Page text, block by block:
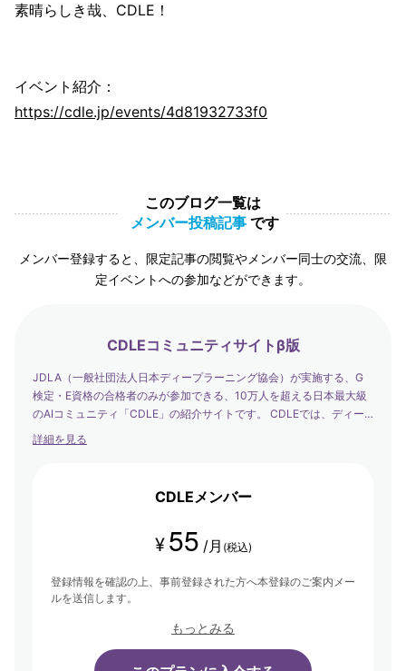
素晴らしき哉、CDLE！
イベント紹介：
https://cdle.jp/events/4d81932733f0
このブログ一覧は
メンバー投稿記事 です
メンバー登録すると、限定記事の閲覧やメンバー同士の交流、限
定イベントへの参加などができます。
CDLEコミュニティサイトβ版
JDLA（一般社団法人日本ディープラーニング協会）が実施する、G
検定・E資格の合格者のみが参加できる、10万人を超える日本最大級
のAIコミュニティ「CDLE」の紹介サイトです。 CDLEでは、ディー
プラーニングの社会実装の日本代表として、社会を発展させるエバン
詳細を見る
CDLEメンバー
¥ 55 /月 (税込)
登録情報を確認の上、事前登録された方へ本登録のご案内メー
ルを送信します。
もっとみる